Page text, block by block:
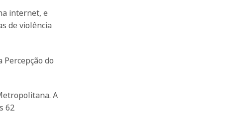
internet, e
de violência
do
A
62